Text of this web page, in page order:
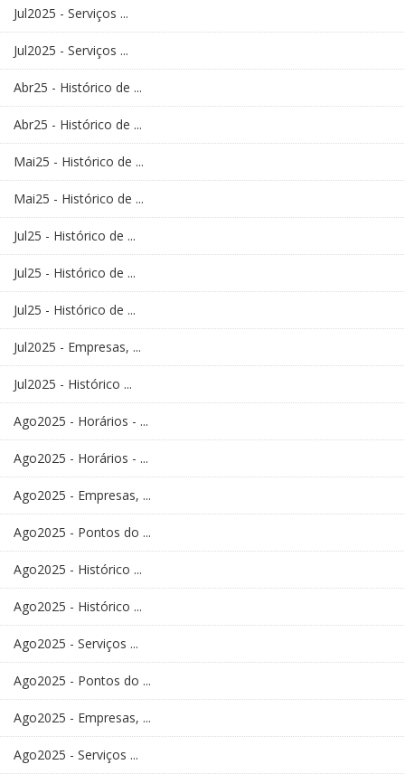
Jul2025 - Serviços ...
Jul2025 - Serviços ...
Abr25 - Histórico de ...
Abr25 - Histórico de ...
Mai25 - Histórico de ...
Mai25 - Histórico de ...
Jul25 - Histórico de ...
Jul25 - Histórico de ...
Jul25 - Histórico de ...
Jul2025 - Empresas, ...
Jul2025 - Histórico ...
Ago2025 - Horários - ...
Ago2025 - Horários - ...
Ago2025 - Empresas, ...
Ago2025 - Pontos do ...
Ago2025 - Histórico ...
Ago2025 - Histórico ...
Ago2025 - Serviços ...
Ago2025 - Pontos do ...
Ago2025 - Empresas, ...
Ago2025 - Serviços ...